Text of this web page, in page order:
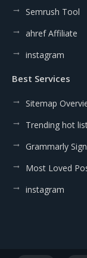
Semrush Tool
ahref Affiliate
instagram
Best Services
Sitemap
Trending hot
Grammarly
Most Loved
instagram